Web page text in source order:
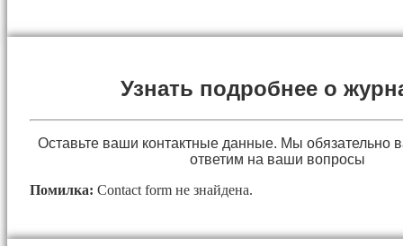
Узнать подробнее о
Оставьте ваши контактные данные. Мы обязательно
ответим на ваши вопросы
Помилка: Contact form не знайдена.